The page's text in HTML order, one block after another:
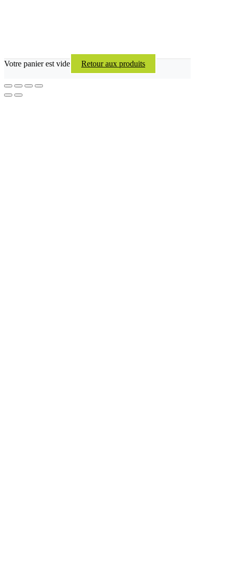
Votre panier est vide Retour aux produits